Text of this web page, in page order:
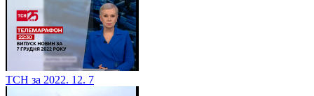
ТСН за 2022. 12. 7